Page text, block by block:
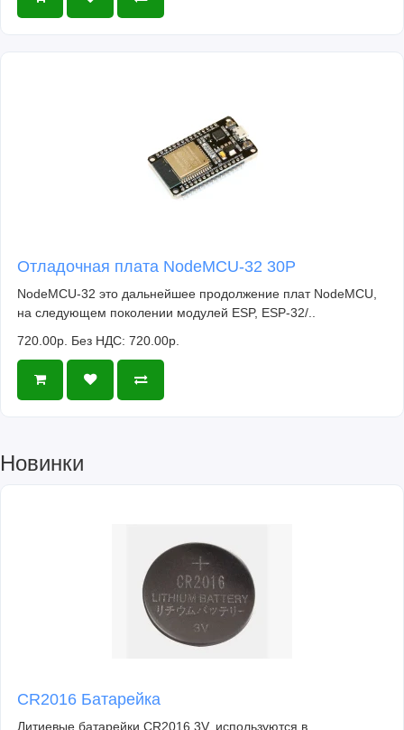
Отладочная плата NodeMCU-32 30P
NodeMCU-32 это дальнейшее продолжение плат NodeMCU,
на следующем поколении модулей ESP, ESP-32/..
720.00р. Без НДС: 720.00р.
Новинки
CR2016 Батарейка
Литиевые батарейки CR2016 3V, используются в